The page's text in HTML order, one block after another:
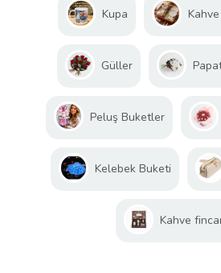
Kupa Kahve
Güller
Peluş Buketler
Kelebek Buketi
Kahve